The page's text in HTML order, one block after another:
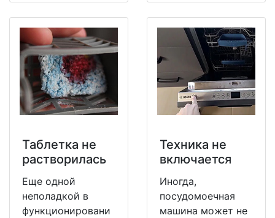
Таблетка не
растворилась
Еще одной
неполадкой в
функционировани
Техника не
включается
Иногда,
посудомоечная
машина может не